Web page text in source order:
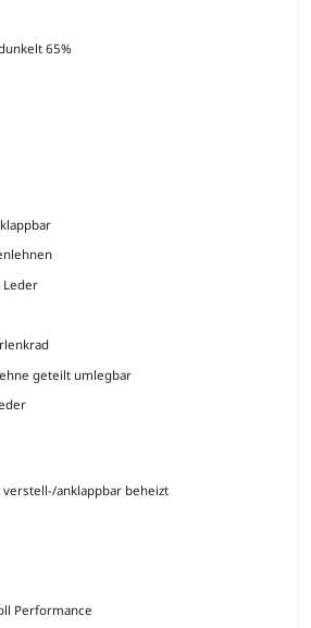
65%
geteilt umlegbar
anklappbar beheizt
Performance